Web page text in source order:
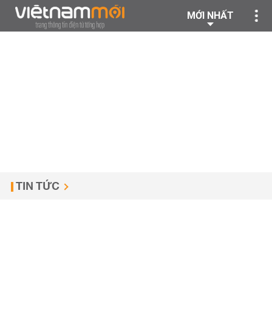
MỚI NHẤT
TIN TỨC